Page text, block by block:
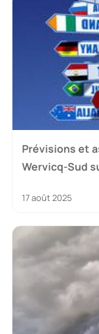
Prévisions et
Wervicq-Sud
17 août 2025